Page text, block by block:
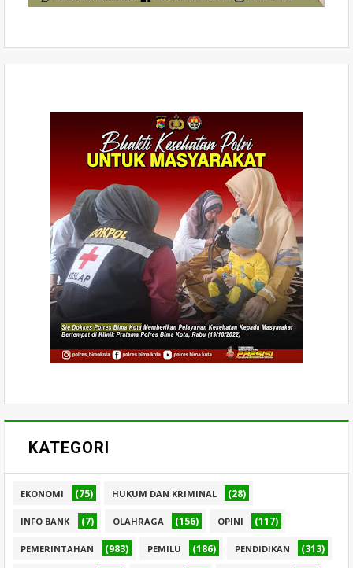
KATEGORI
EKONOMI (75) HUKUM DAN KRIMINAL (28)
INFO BANK (7) OLAHRAGA (156) OPINI (117)
PEMERINTAHAN (983) PEMILU (186) PENDIDIKAN (313)